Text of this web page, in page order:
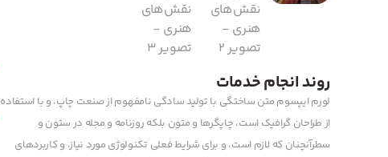
روند انجام خدمات
لورم ایپسوم متن ساختگی با تولید سادگی نامفهوم از صنعت چاپ، و با استفاده
از طراحان گرافیک است، چاپگرها و متون بلکه روزنامه و مجله در ستون و
سطرآنچنان که لازم است، و برای شرایط فعلی تکنولوژی مورد نیاز، و کاربردهای